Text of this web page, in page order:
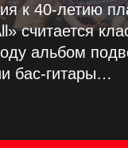
к 40-летию
считается
альбом
бас-гитары…